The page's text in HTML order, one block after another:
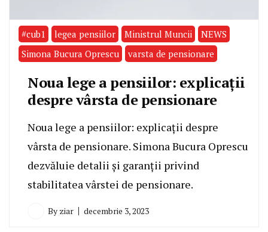
#cub1 legea pensiilor Ministrul Muncii
NEWS
Simona Bucura Oprescu
varsta de pensionare
Noua lege a pensiilor: explicații
despre vârsta de pensionare
Noua lege a pensiilor: explicații despre
vârsta de pensionare. Simona Bucura Oprescu
dezvăluie detalii și garanții privind
stabilitatea vârstei de pensionare.
By ziar decembrie 3, 2023